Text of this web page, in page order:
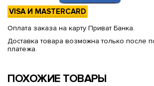
VISA И MASTERCARD
Оплата заказа на карту Приват Банка.
Доставка товара возможна только после
платежа.
ПОХОЖИЕ ТОВАРЫ